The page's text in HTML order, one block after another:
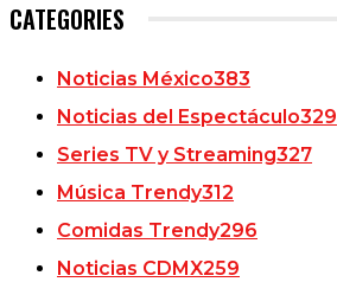
CATEGORIES
Noticias México383
Noticias del Espectáculo329
Series TV y Streaming327
Música Trendy312
Comidas Trendy296
Noticias CDMX259